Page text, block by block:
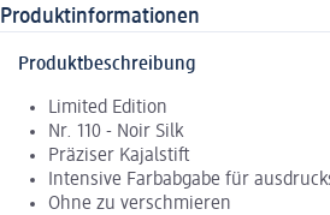
Produktinformationen
Produktbeschreibung
Limited Edition
Nr. 110 - Noir Silk
Präziser Kajalstift
Intensive Farbabgabe für
Ohne zu verschmieren